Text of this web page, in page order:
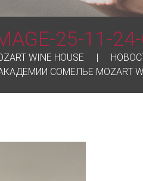
25-11-
WINE HOUSE
СОМЕЛЬЕ MOZART